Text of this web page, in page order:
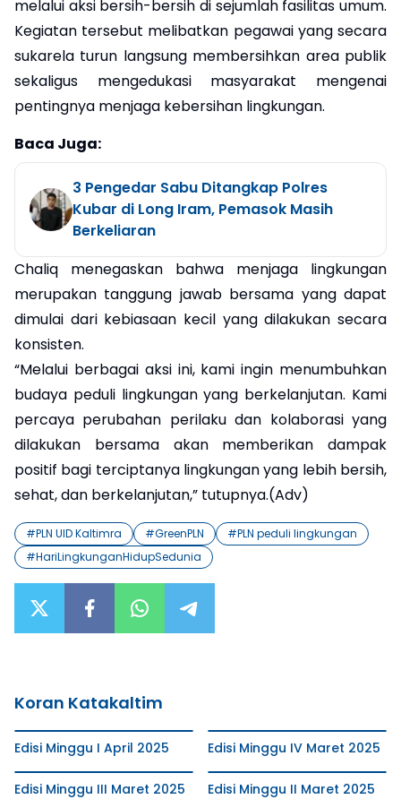
melalui aksi bersih-bersih di sejumlah fasilitas umum.
Kegiatan tersebut melibatkan pegawai yang secara
sukarela turun langsung membersihkan area publik
sekaligus mengedukasi masyarakat mengenai
pentingnya menjaga kebersihan lingkungan.
Baca Juga:
3 Pengedar Sabu Ditangkap Polres
Kubar di Long Iram, Pemasok Masih
Berkeliaran
Chaliq menegaskan bahwa menjaga lingkungan
merupakan tanggung jawab bersama yang dapat
dimulai dari kebiasaan kecil yang dilakukan secara
konsisten.
“Melalui berbagai aksi ini, kami ingin menumbuhkan
budaya peduli lingkungan yang berkelanjutan. Kami
percaya perubahan perilaku dan kolaborasi yang
dilakukan bersama akan memberikan dampak
positif bagi terciptanya lingkungan yang lebih bersih,
sehat, dan berkelanjutan,” tutupnya.(Adv)
#PLN UID Kaltimra #GreenPLN #PLN peduli lingkungan
#HariLingkunganHidupSedunia
Koran Katakaltim
Edisi Minggu I April 2025 Edisi Minggu IV Maret 2025
Edisi Minggu III Maret 2025 Edisi Minggu II Maret 2025